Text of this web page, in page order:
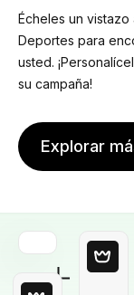
Écheles un
Deportes para
usted.
su campaña!
Explorar